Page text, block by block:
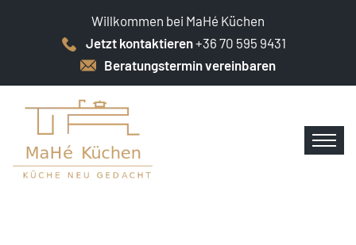
Willkommen bei MaHé Küchen
Jetzt kontaktieren+36 70 595 9431
Beratungstermin vereinbaren